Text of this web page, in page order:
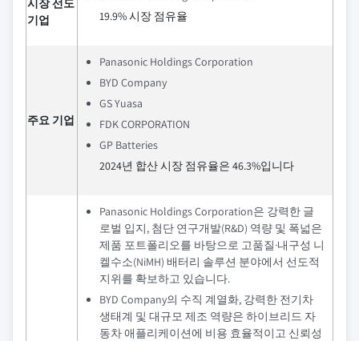
시장 선도
기업
19.9% 시장 점유율
주요 기업
Panasonic Holdings Corporation
BYD Company
GS Yuasa
FDK CORPORATION
GP Batteries
2024년 합산 시장 점유율은 46.3%입니다
Panasonic Holdings Corporation은 강력한 글
로벌 입지, 첨단 연구개발(R&D) 역량 및 폭넓은
제품 포트폴리오를 바탕으로 고품질·내구성 니
켈수소(NiMH) 배터리 솔루션 분야에서 선도적
지위를 확보하고 있습니다.
BYD Company의 수직 계열화, 강력한 전기차
생태계 및 대규모 제조 역량은 하이브리드 자
동차 애플리케이션에 비용 효율적이고 신뢰성